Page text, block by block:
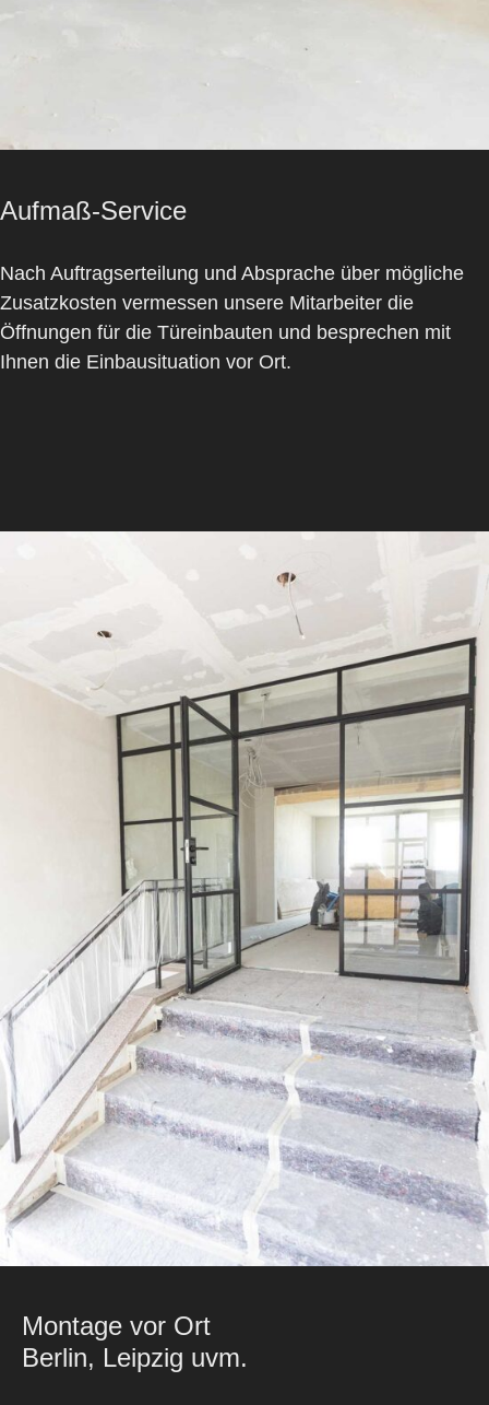
Aufmaß-Service
Nach Auftragserteilung und Absprache über mögliche
Zusatzkosten vermessen unsere Mitarbeiter die
Öffnungen für die Türeinbauten und besprechen mit
Ihnen die Einbausituation vor Ort.
Montage vor Ort
Berlin, Leipzig uvm.